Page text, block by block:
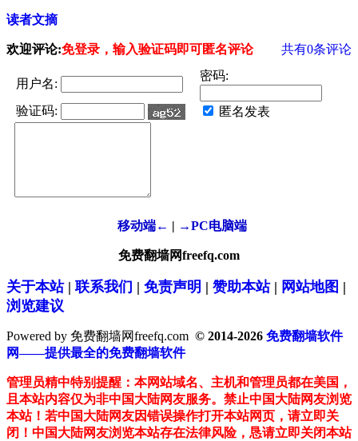
读者文摘
欢迎评论:免登录，输入验证码即可匿名评论 共有0条评论
用户名:
密码:
验证码: 匿名发表
移动端← | →PC电脑端
免费翻墙网freefq.com
关于本站| 联系我们 | 免责声明 | 赞助本站| 网站地图 |
浏览建议
Powered by 免费翻墙网freefq.com © 2014-2026 免费翻墙软件
网——提供最全的免费翻墙软件
管理员精中特别提醒：本网站域名、主机和管理员都在美国，
且本站内容仅为非中国大陆网友服务。禁止中国大陆网友浏览
本站！若中国大陆网友因错误操作打开本站网页，请立即关
闭！中国大陆网友浏览本站存在法律风险，恳请立即关闭本站